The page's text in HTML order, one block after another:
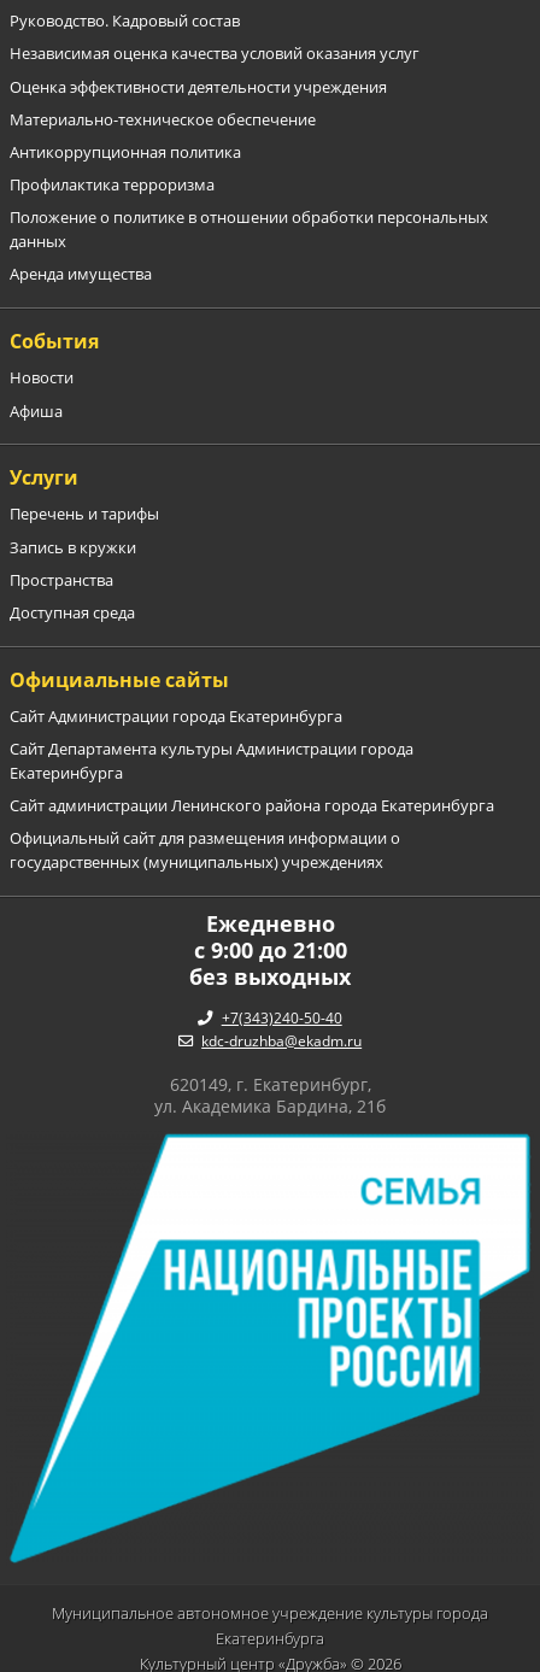
Руководство. Кадровый состав
Независимая оценка качества условий оказания услуг
Оценка эффективности деятельности учреждения
Материально-техническое обеспечение
Антикоррупционная политика
Профилактика терроризма
Положение о политике в отношении обработки персональных
данных
Аренда имущества
События
Новости
Афиша
Услуги
Перечень и тарифы
Запись в кружки
Пространства
Доступная среда
Официальные сайты
Сайт Администрации города Екатеринбурга
Сайт Департамента культуры Администрации города
Екатеринбурга
Сайт администрации Ленинского района города Екатеринбурга
Официальный сайт для размещения информации о
государственных (муниципальных) учреждениях
Ежедневно
с 9:00 до 21:00
без выходных
+7(343)240-50-40
kdc-druzhba@ekadm.ru
620149, г. Екатеринбург,
ул. Академика Бардина, 21б
Муниципальное автономное учреждение культуры города
Екатеринбурга
Культурный центр «Дружба» © 2026